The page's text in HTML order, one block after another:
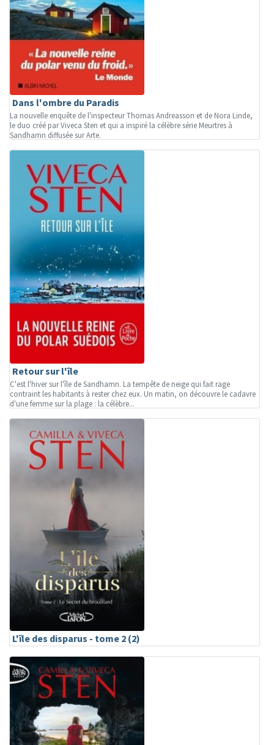
Dans l'ombre du Paradis
La nouvelle enquête de l'inspecteur Thomas Andreasson et de Nora Linde,
le duo créé par Viveca Sten et qui a inspiré la célèbre série Meurtres à
Sandhamn diffusée sur Arte.
Retour sur l'île
C'est l'hiver sur l'île de Sandhamn. La tempête de neige qui fait rage
contraint les habitants à rester chez eux. Un matin, on découvre le cadavre
d'une femme sur la plage : la célèbre...
L'île des disparus - tome 2 (2)